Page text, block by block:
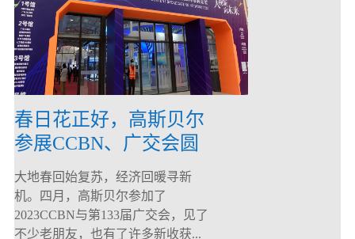
春日花正好，高斯贝尔
参展CCBN、广交会圆
满落幕！
大地春回始复苏，经济回暖寻新
机。四月，高斯贝尔参加了
2023CCBN与第133届广交会，见了
不少老朋友，也有了许多新收获...